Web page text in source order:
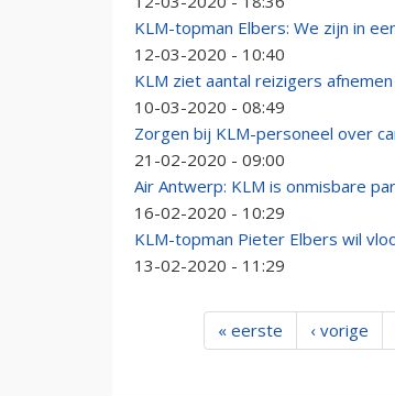
KLM-topman Elbers: We zijn in
12-03-2020 - 10:40
KLM ziet aantal reizigers
10-03-2020 - 08:49
Zorgen bij KLM-personeel over
21-02-2020 - 09:00
Air Antwerp: KLM is onmisbare
16-02-2020 - 10:29
KLM-topman Pieter Elbers wil
13-02-2020 - 11:29
« eerste ‹ vorige